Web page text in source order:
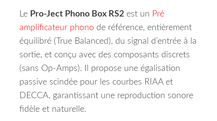
Le Pro-Ject Phono Box RS2 est un Pré
amplificateur phono de référence, entièrement
équilibré (True Balanced), du signal d’entrée à la
sortie, et conçu avec des composants discrets
(sans Op‑Amps). Il propose une égalisation
passive scindée pour les courbes RIAA et
DECCA, garantissant une reproduction sonore
fidèle et naturelle.